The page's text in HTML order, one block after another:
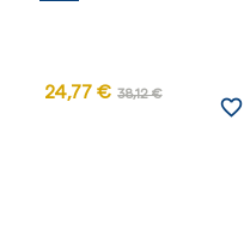
24,77 € 38,12 €
favorite_border